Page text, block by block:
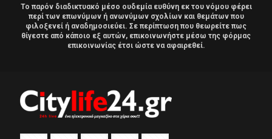
Το παρόν διαδικτυακό μέσο ουδεμία ευθύνη εκ του νόμου φέρει
περί των επωνύμων ή ανωνύμων σχολίων και θεμάτων που
φιλοξενεί ή αναδημοσιεύει. Σε περίπτωση που θεωρείτε πως
θίγεστε από κάποιο εξ αυτών, επικοινωνήστε μέσω της φόρμας
επικοινωνίας έτσι ώστε να αφαιρεθεί.